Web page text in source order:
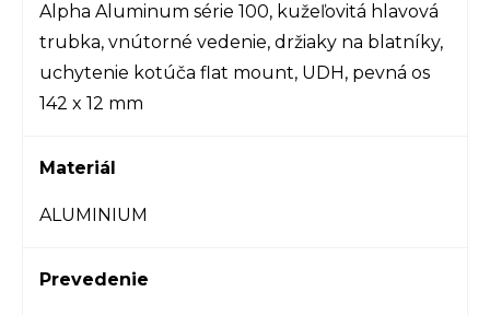
Alpha Aluminum série 100, kužeľovitá hlavová
trubka, vnútorné vedenie, držiaky na blatníky,
uchytenie kotúča flat mount, UDH, pevná os
142 x 12 mm
Materiál
ALUMINIUM
Prevedenie